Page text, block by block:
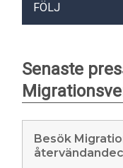
FÖLJ
Senaste
Besök